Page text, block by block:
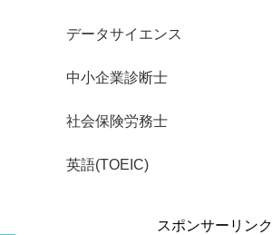
データサイエンス
中小企業診断士
社会保険労務士
英語(TOEIC)
スポンサーリンク